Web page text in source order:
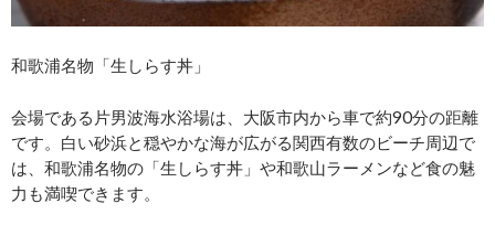
和歌浦名物「生しらす丼」
会場である片男波海水浴場は、大阪市内から車で約90分の距離
です。白い砂浜と穏やかな海が広がる関西有数のビーチ周辺で
は、和歌浦名物の「生しらす丼」や和歌山ラーメンなど食の魅
力も満喫できます。